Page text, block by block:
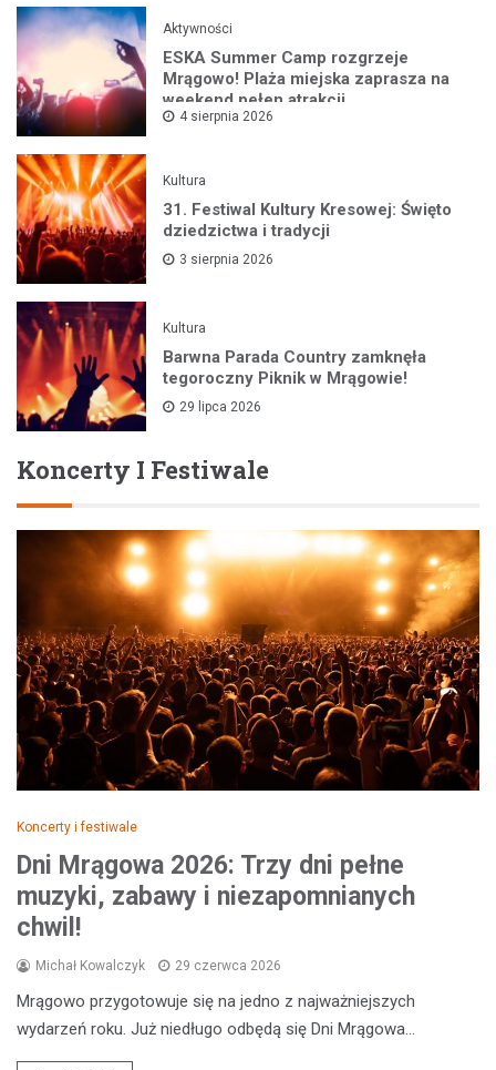
Aktywności
ESKA Summer Camp rozgrzeje
Mrągowo! Plaża miejska zaprasza na
weekend pełen atrakcji
4 sierpnia 2026
Kultura
31. Festiwal Kultury Kresowej: Święto
dziedzictwa i tradycji
3 sierpnia 2026
Kultura
Barwna Parada Country zamknęła
tegoroczny Piknik w Mrągowie!
29 lipca 2026
Koncerty I Festiwale
Koncerty i festiwale
Dni Mrągowa 2026: Trzy dni pełne
muzyki, zabawy i niezapomnianych
chwil!
Michał Kowalczyk 29 czerwca 2026
Mrągowo przygotowuje się na jedno z najważniejszych
wydarzeń roku. Już niedługo odbędą się Dni Mrągowa…